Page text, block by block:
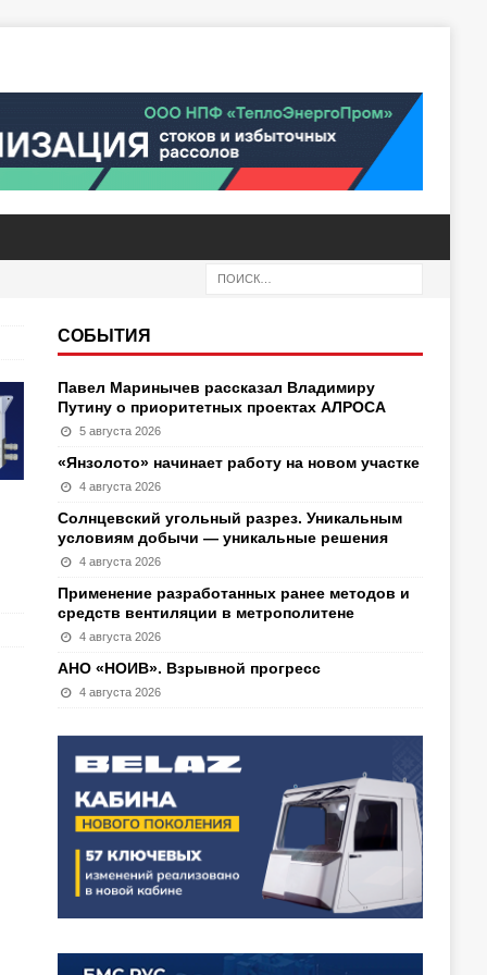
СОБЫТИЯ
Павел Маринычев рассказал Владимиру
Путину о приоритетных проектах АЛРОСА
5 августа 2026
«Янзолото» начинает работу на новом участке
4 августа 2026
Солнцевский угольный разрез. Уникальным
условиям добычи — уникальные решения
4 августа 2026
Применение разработанных ранее методов и
средств вентиляции в метрополитене
4 августа 2026
АНО «НОИВ». Взрывной прогресс
4 августа 2026